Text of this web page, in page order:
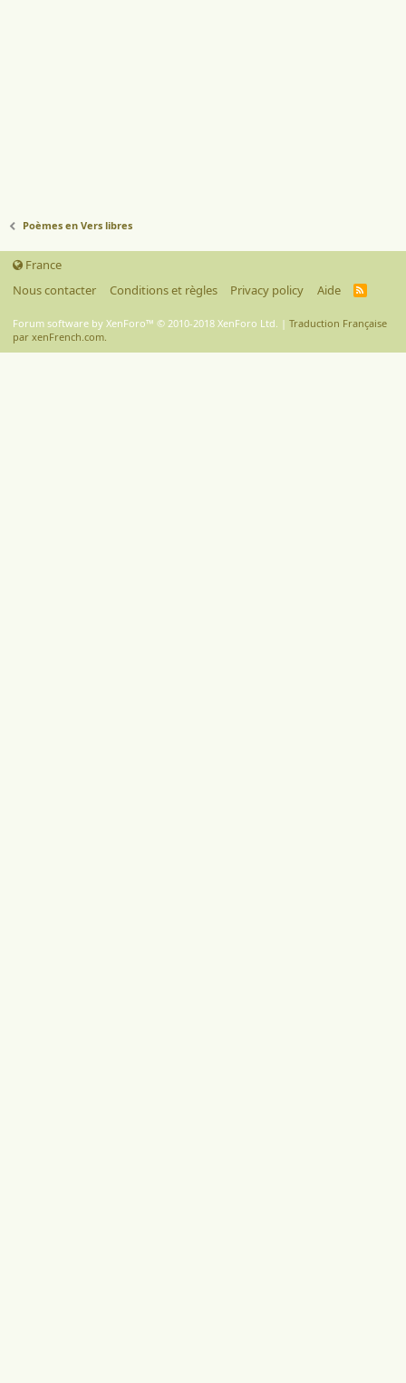
Poèmes en Vers libres
France
Nous contacter
Conditions et règles Privacy policy Aide
R
S
Forum software by XenForo™ © 2010-2018 XenForo Ltd. | Traduction Française
par xenFrench.com.